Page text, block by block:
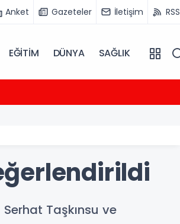
Anket Gazeteler İletişim RSS
EĞİTİM DÜNYA SAĞLIK
Taşkınsu ve